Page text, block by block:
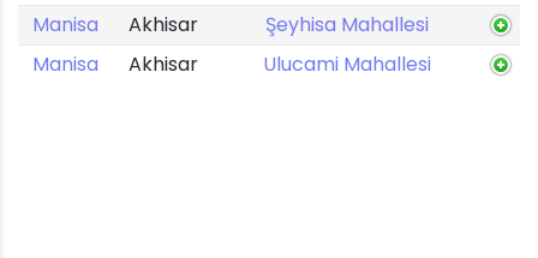
Manisa
Akhisar
Şeyhisa Mahallesi
Manisa
Akhisar Ulucami Mahallesi